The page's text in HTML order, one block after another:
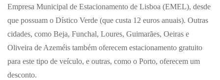
Empresa Municipal de Estacionamento de Lisboa (EMEL), desde
que possuam o Dístico Verde (que custa 12 euros anuais). Outras
cidades, como Beja, Funchal, Loures, Guimarães, Oeiras e
Oliveira de Azeméis também oferecem estacionamento gratuito
para este tipo de veículo, e outras, como o Porto, oferecem um
desconto.